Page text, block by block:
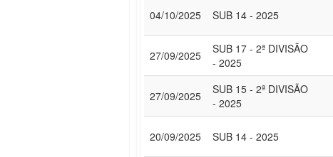
04/10/2025 SUB 14 - 2025
27/09/2025
SUB 17 - 2ª DIVISÃO
- 2025
27/09/2025
SUB 15 - 2ª DIVISÃO
- 2025
20/09/2025 SUB 14 - 2025